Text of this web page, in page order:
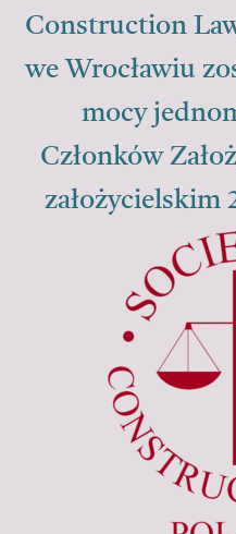
Construction
we Wrocławiu
mocy
Członków
założycielskim